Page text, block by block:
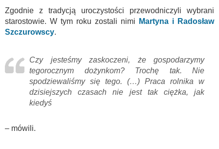
Zgodnie z tradycją uroczystości przewodniczyli wybrani
starostowie. W tym roku zostali nimi
Martyna i Radosław
Szczurowscy.
Czy jesteśmy zaskoczeni, że gospodarzymy
tegorocznym dożynkom? Trochę tak. Nie
spodziewaliśmy się tego. (…) Praca rolnika w
dzisiejszych czasach nie jest tak ciężka, jak
kiedyś
– mówili.